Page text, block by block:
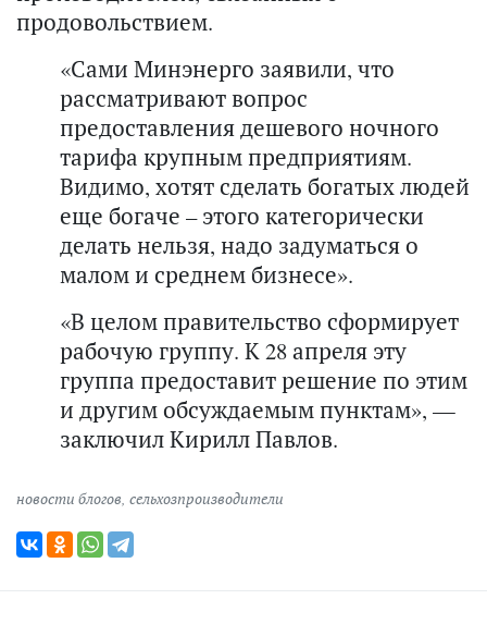
продовольствием.
«Сами Минэнерго заявили, что
рассматривают вопрос
предоставления дешевого ночного
тарифа крупным предприятиям.
Видимо, хотят сделать богатых людей
еще богаче – этого категорически
делать нельзя, надо задуматься о
малом и среднем бизнесе».
«В целом правительство сформирует
рабочую группу. К 28 апреля эту
группа предоставит решение по этим
и другим обсуждаемым пунктам», —
заключил Кирилл Павлов.
новости блогов сельхозпроизводители